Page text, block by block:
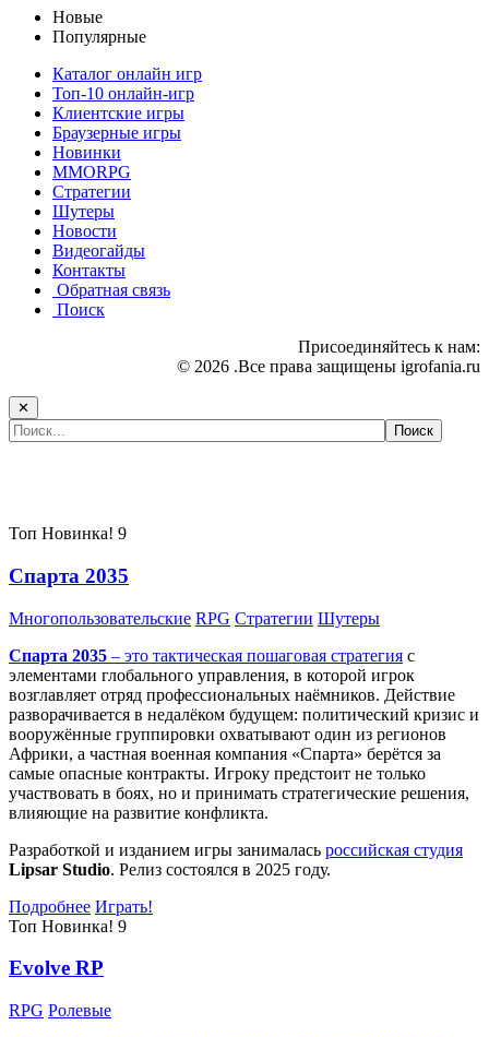
Новые
Популярные
Каталог онлайн игр
Топ-10 онлайн-игр
Клиентские игры
Браузерные игры
Новинки
MMORPG
Стратегии
Шутеры
Новости
Видеогайды
Контакты
Обратная связь
Поиск
Присоединяйтесь к нам:
© 2026 .Все права защищены igrofania.ru
✕
Топ Новинка! 9
Спарта 2035
Многопользовательские RPG Стратегии Шутеры
Спарта 2035 – это тактическая пошаговая стратегия с
элементами глобального управления, в которой игрок
возглавляет отряд профессиональных наёмников. Действие
разворачивается в недалёком будущем: политический кризис и
вооружённые группировки охватывают один из регионов
Африки, а частная военная компания «Спарта» берётся за
самые опасные контракты. Игроку предстоит не только
участвовать в боях, но и принимать стратегические решения,
влияющие на развитие конфликта.
Разработкой и изданием игры занималась российская студия
Lipsar Studio. Релиз состоялся в 2025 году.
Подробнее Играть!
Топ Новинка! 9
Evolve RP
RPG Ролевые